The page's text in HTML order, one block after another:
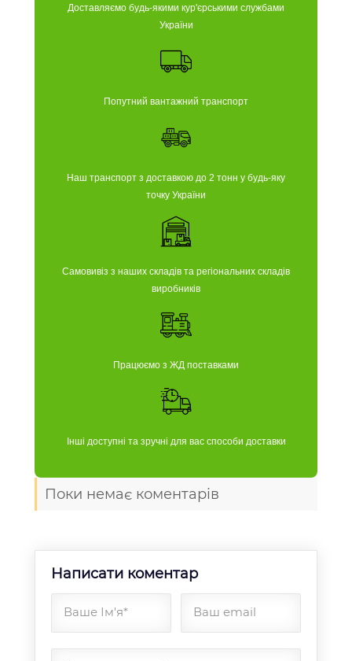
Доставляємо будь-якими кур'єрськими службами
України
Попутний вантажний транспорт
Наш транспорт з доставкою до 2 тонн у будь-яку
точку України
Самовивіз з наших складів та регіональних складів
виробників
Працюємо з ЖД поставками
Інші доступні та зручні для вас способи доставки
Поки немає коментарів
Написати коментар
Ваше Ім'я* Ваш email